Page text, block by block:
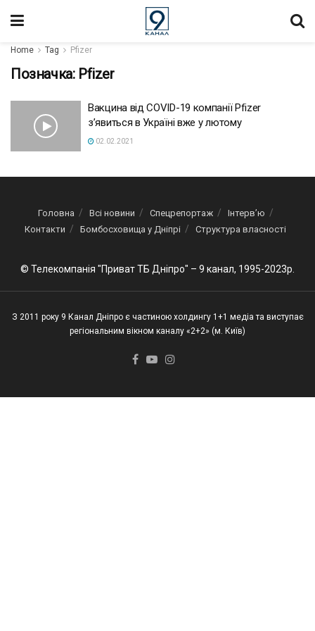
Home Tag Pfizer
Позначка: Pfizer
Вакцина від COVID-19 компанії Pfizer
з’явиться в Україні вже у лютому
02.02.2021
Головна Всі новини Спецрепортаж
Інтерв’ю
Контакти
Бомбосховища у Дніпрі Структура власності
© Телекомпанія "Приват ТБ Дніпро" – 9 канал, 1995-2023р.
З 2011 року 9 Канал Дніпро є частиною холдингу 1+1 медіа та виступає
регіональним вікном каналу «2+2» (м. Київ)